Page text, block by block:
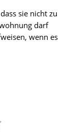
sie nicht zu
darf
wenn es